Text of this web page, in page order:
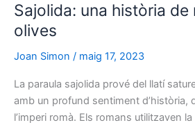
amb
beneficis
la
cognitiva
Sajolida: una història de
olives
Joan Simon / maig 17, 2023
La paraula sajolida prové del llatí
amb un profund sentiment d’història,
l’imperi romà. Els romans utilitzaven